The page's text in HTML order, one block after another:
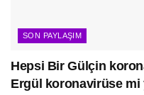
SON PAYLAŞIM
Hepsi Bir Gülçin
Ergül koronavirüse mi